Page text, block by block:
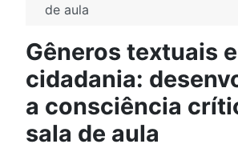
de aula
Gêneros textuais e
cidadania:
a consciência
sala de aula